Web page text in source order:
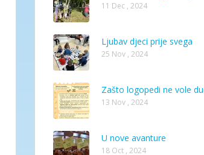
11 Dec , 2024
Ljubav djeci prije svega
25 Nov , 2024
Zašto logopedi ne vole
13 Nov , 2024
U nove avanture
18 Oct , 2024